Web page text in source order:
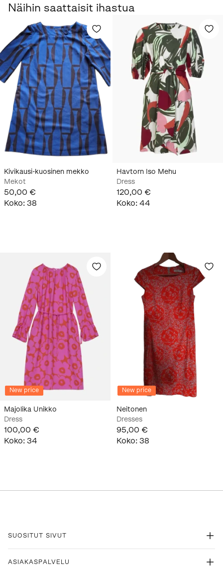
Näihin saattaisit ihastua
Kivikausi-kuosinen mekko
Mekot
50,00 €
Koko: 38
Havtorn Iso Mehu
Dress
120,00 €
Koko: 44
New price
Majolika Unikko
Dress
100,00 €
Koko: 34
New price
Neitonen
Dresses
95,00 €
Koko: 38
SUOSITUT SIVUT
ASIAKASPALVELU